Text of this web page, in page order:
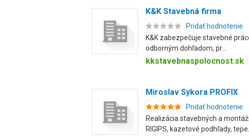
K&K Stavebná firma
Pridať hodnotenie
K&K zabezpečuje stavebné
odborným dohľadom, pr...
kkstavebnaspolocnost.sk
Miroslav Sykora PROFIX
Pridať hodnotenie
Realizácia stavebných a
RIGIPS, kazetové podhľady, tepe...